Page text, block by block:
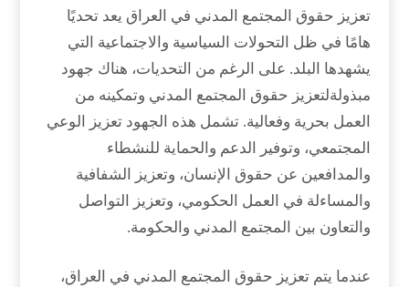
تعزيز حقوق المجتمع المدني في العراق يعد تحديًا
هامًا في ظل التحولات السياسية والاجتماعية التي
يشهدها البلد. على الرغم من التحديات، هناك جهود
مبذولةلتعزيز حقوق المجتمع المدني وتمكينه من
العمل بحرية وفعالية. تشمل هذه الجهود تعزيز الوعي
المجتمعي، وتوفير الدعم والحماية للنشطاء
والمدافعين عن حقوق الإنسان، وتعزيز الشفافية
والمساءلة في العمل الحكومي، وتعزيز التواصل
والتعاون بين المجتمع المدني والحكومة.
عندما يتم تعزيز حقوق المجتمع المدني في العراق،